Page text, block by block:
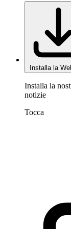
Installa la
Installa la
notizie
Tocca